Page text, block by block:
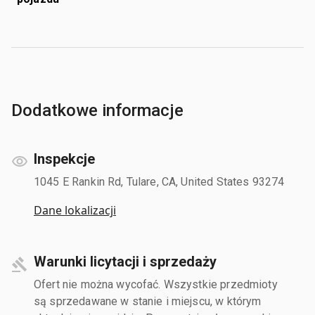
Dodatkowe informacje
Inspekcje
1045 E Rankin Rd, Tulare, CA, United States 93274
Dane lokalizacji
Warunki licytacji i sprzedaży
Ofert nie można wycofać. Wszystkie przedmioty
są sprzedawane w stanie i miejscu, w którym